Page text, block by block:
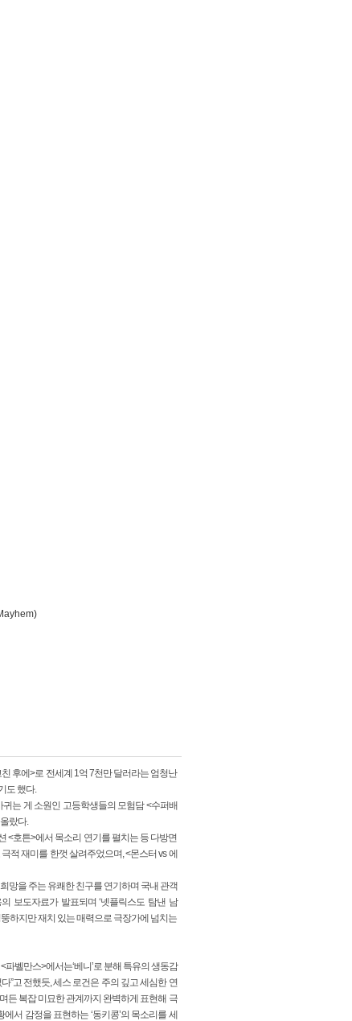
후에>로 전세계 1억 7천만 달러라는 엄청난
도 했다.
는 게 소원인 고등학생들의 모험담 <수퍼배
랐다.
<호튼>에서 목소리 연기를 펼치는 등 다방면
적 재미를 한껏 살려주었으며, <몬스터 vs 에
망을 주는 유쾌한 친구를 연기하며 국내 관객
보도자료가 발표되며 ‘넷플릭스도 탐낸 남
뚱하지만 재치 있는 매력으로 극장가에 넘치는
벨만스>에서는‘베니’로 분해 특유의 생동감
”고 전했듯, 세스 로건은 주의 깊고 세심한 연
든 복잡 미묘한 관계까지 완벽하게 표현해 극
서 감정을 표현하는 ‘동키콩’의 목소리를 세